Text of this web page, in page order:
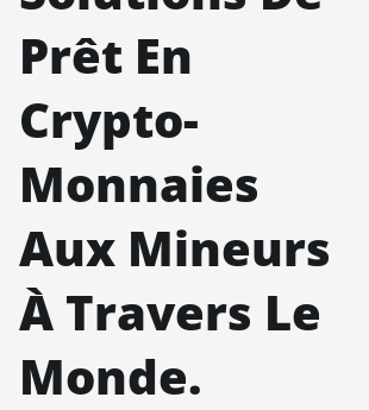
Prêt En
Crypto-
Monnaies
Aux Mineurs
À Travers Le
Monde.